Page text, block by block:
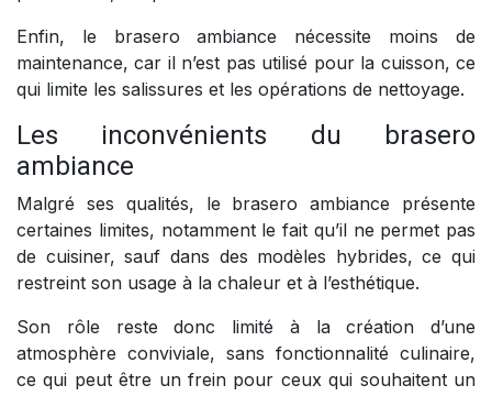
Enfin, le brasero ambiance nécessite moins de
maintenance, car il n’est pas utilisé pour la cuisson, ce
qui limite les salissures et les opérations de nettoyage.
Les inconvénients du brasero
ambiance
Malgré ses qualités, le brasero ambiance présente
certaines limites, notamment le fait qu’il ne permet pas
de cuisiner, sauf dans des modèles hybrides, ce qui
restreint son usage à la chaleur et à l’esthétique.
Son rôle reste donc limité à la création d’une
atmosphère conviviale, sans fonctionnalité culinaire,
ce qui peut être un frein pour ceux qui souhaitent un